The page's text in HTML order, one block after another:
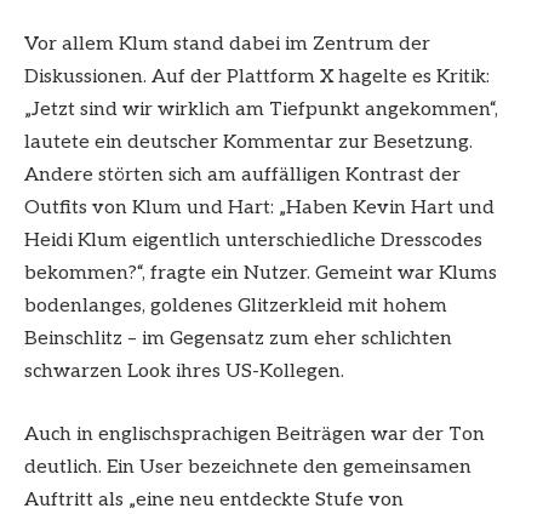
Vor allem Klum stand dabei im Zentrum der
Diskussionen. Auf der Plattform X hagelte es Kritik:
„Jetzt sind wir wirklich am Tiefpunkt angekommen“,
lautete ein deutscher Kommentar zur Besetzung.
Andere störten sich am auffälligen Kontrast der
Outfits von Klum und Hart: „Haben Kevin Hart und
Heidi Klum eigentlich unterschiedliche Dresscodes
bekommen?“, fragte ein Nutzer. Gemeint war Klums
bodenlanges, goldenes Glitzerkleid mit hohem
Beinschlitz – im Gegensatz zum eher schlichten
schwarzen Look ihres US-Kollegen.
Auch in englischsprachigen Beiträgen war der Ton
deutlich. Ein User bezeichnete den gemeinsamen
Auftritt als „eine neu entdeckte Stufe von